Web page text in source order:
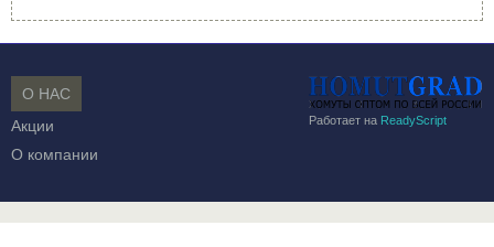
Работает на ReadyScript
О НАС
Акции
О компании